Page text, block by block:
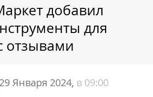
добавил
для
отзывами
29 Января 2024, в 09:00